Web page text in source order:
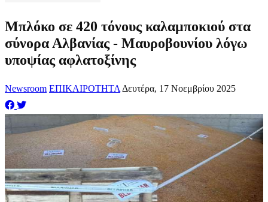
Μπλόκο σε 420 τόνους καλαμποκιού στα
σύνορα Αλβανίας - Μαυροβουνίου λόγω
υποψίας αφλατοξίνης
Newsroom ΕΠΙΚΑΙΡΟΤΗΤΑ Δευτέρα, 17 Νοεμβρίου 2025